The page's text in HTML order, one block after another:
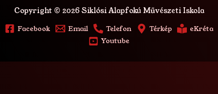
Copyright © 2026 Siklósi Alapfokú Művészeti Iskola
Facebook Email Telefon Térkép
eKréta
Youtube